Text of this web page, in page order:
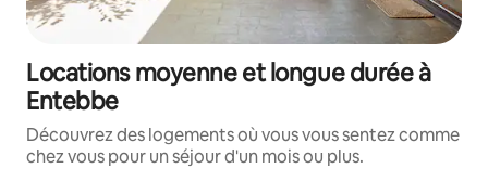
Locations moyenne et longue durée à
Entebbe
Découvrez des logements où vous vous sentez comme
chez vous pour un séjour d'un mois ou plus.